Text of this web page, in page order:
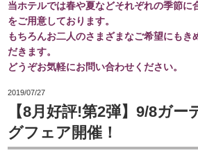
当ホテルでは春や夏などそれぞれの季節に
をご用意しております。
もちろんお二人のさまざまなご希望にもき
だきます。
どうぞお気軽にお問い合わせください。
【8月好評!第2弾】9/8ガ
グフェア開催！
2019/07/27